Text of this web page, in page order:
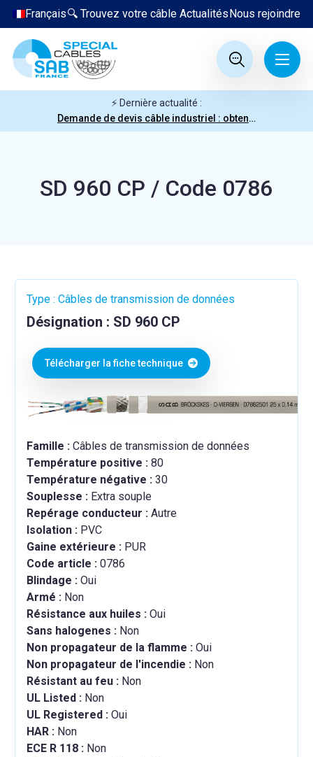
Nous rejoindre
Actualités
🔍 Trouvez votre câble
Français
⚡ Dernière actualité :
Demande de devis câble industriel : obtenez votre prix en quelques clics
SD 960 CP / Code 0786
Type : Câbles de transmission de données
Désignation : SD 960 CP
Télécharger la fiche technique
Famille : Câbles de transmission de données
Température positive : 80
Température négative : 30
Souplesse : Extra souple
Repérage conducteur : Autre
Isolation : PVC
Gaine extérieure : PUR
Code article : 0786
Blindage : Oui
Armé : Non
Résistance aux huiles : Oui
Sans halogenes : Non
Non propagateur de la flamme : Oui
Non propagateur de l'incendie : Non
Résistant au feu : Non
UL Listed : Non
UL Registered : Oui
HAR : Non
ECE R 118 : Non